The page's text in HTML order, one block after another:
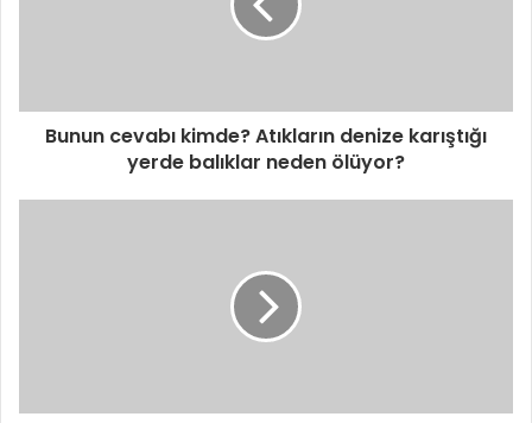
Bunun cevabı kimde? Atıkların denize karıştığı
yerde balıklar neden ölüyor?